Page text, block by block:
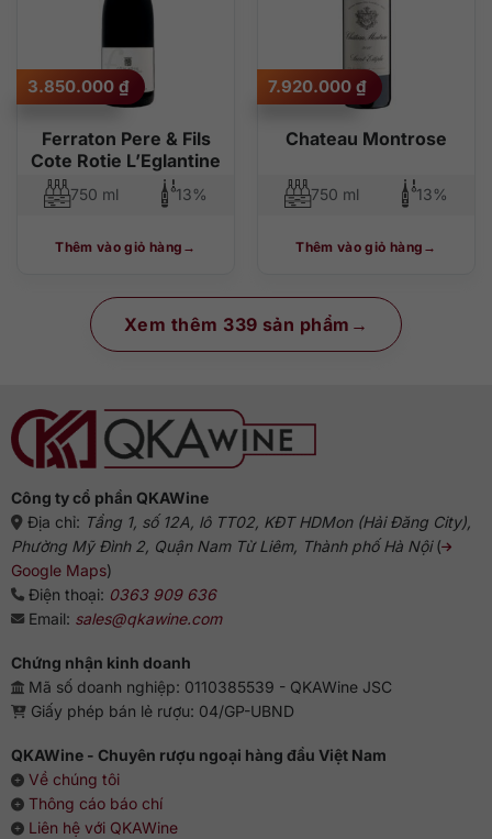
Ferraton Pere & Fils
Cote Rotie L’Eglantine
3.850.000 ₫
750 ml 13%
Thêm vào giỏ hàng
Chateau Montrose
7.920.000 ₫
750 ml 13%
Thêm vào giỏ hàng
Xem thêm 339 sản phẩm
Công ty cổ phần QKAWine
Địa chỉ: Tầng 1, số 12A, lô TT02, KĐT HDMon (Hải Đăng City),
Phường Mỹ Đình 2, Quận Nam Từ Liêm, Thành phố Hà Nội(
Google Maps)
Điện thoại: 0363 909 636
Email: sales@qkawine.com
Chứng nhận kinh doanh
Mã số doanh nghiệp: 0110385539 - QKAWine JSC
Giấy phép bán lẻ rượu: 04/GP-UBND
QKAWine - Chuyên rượu ngoại hàng đầu Việt Nam
Về chúng tôi
Thông cáo báo chí
Liên hệ với QKAWine